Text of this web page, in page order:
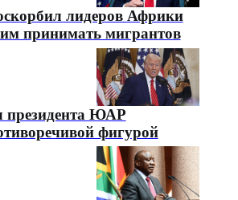
лидеров Африки
принимать мигрантов
президента ЮАР
фигурой